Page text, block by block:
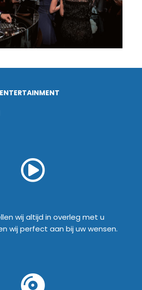
wij altijd in overleg met u
wij perfect aan bij uw wensen.